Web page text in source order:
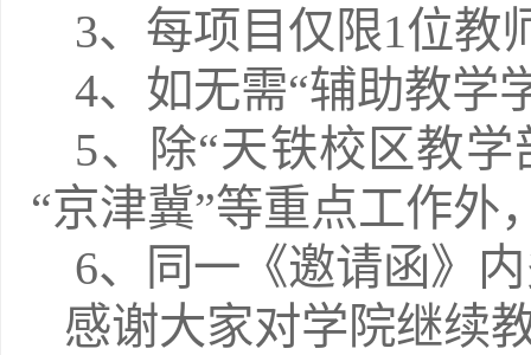
3、每项目仅限1位教
4、如无需“辅助教学
5、除“天铁校区教
“京津冀”等重点工作外
6、同一《邀请函》
感谢大家对学院继续